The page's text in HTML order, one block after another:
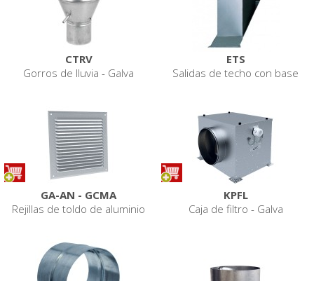
CTRV
Gorros de lluvia - Galva
ETS
Salidas de techo con base
GA-AN - GCMA
Rejillas de toldo de aluminio
KPFL
Caja de filtro - Galva